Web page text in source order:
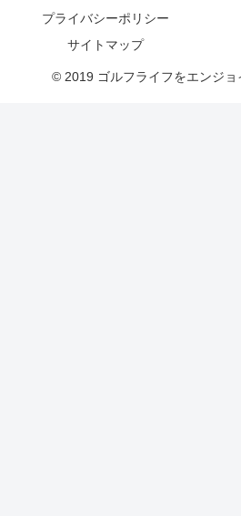
プライバシーポリシー
サイトマップ
© 2019 ゴルフライフをエンジョ